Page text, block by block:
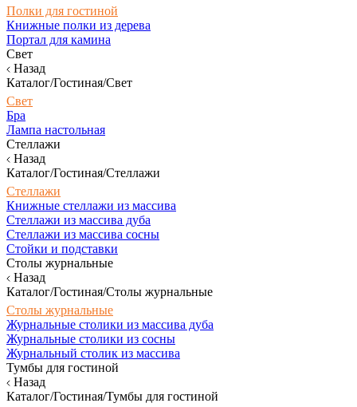
Полки для гостиной
Книжные полки из дерева
Портал для камина
Свет
Назад
Каталог/Гостиная/Свет
Свет
Бра
Лампа настольная
Стеллажи
Назад
Каталог/Гостиная/Стеллажи
Стеллажи
Книжные стеллажи из массива
Стеллажи из массива дуба
Стеллажи из массива сосны
Стойки и подставки
Столы журнальные
Назад
Каталог/Гостиная/Столы журнальные
Столы журнальные
Журнальные столики из массива дуба
Журнальные столики из сосны
Журнальный столик из массива
Тумбы для гостиной
Назад
Каталог/Гостиная/Тумбы для гостиной